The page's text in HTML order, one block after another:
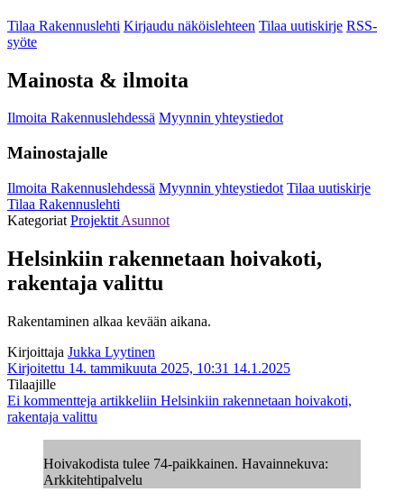
Tilaa Rakennuslehti Kirjaudu näköislehteen Tilaa uutiskirje RSS-
syöte
Mainosta & ilmoita
Ilmoita Rakennuslehdessä Myynnin yhteystiedot
Mainostajalle
Ilmoita Rakennuslehdessä Myynnin yhteystiedot Tilaa uutiskirje
Tilaa Rakennuslehti
Kategoriat Projektit Asunnot
Helsinkiin rakennetaan hoivakoti,
rakentaja valittu
Rakentaminen alkaa kevään aikana.
Kirjoittaja Jukka Lyytinen
Kirjoitettu 14. tammikuuta 2025, 10:31 14.1.2025
Tilaajille
Ei kommentteja artikkeliin Helsinkiin rakennetaan hoivakoti,
rakentaja valittu
Hoivakodista tulee 74-paikkainen. Havainnekuva:
Arkkitehtipalvelu